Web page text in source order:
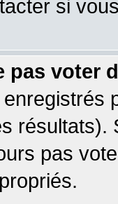
si
pas voter
pas